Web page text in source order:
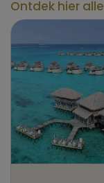
Ontdek hier